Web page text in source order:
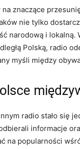
znaczące
nie tylko
narodową i
Polską, radio
myśli między
radio stało się
informacje
na popularności